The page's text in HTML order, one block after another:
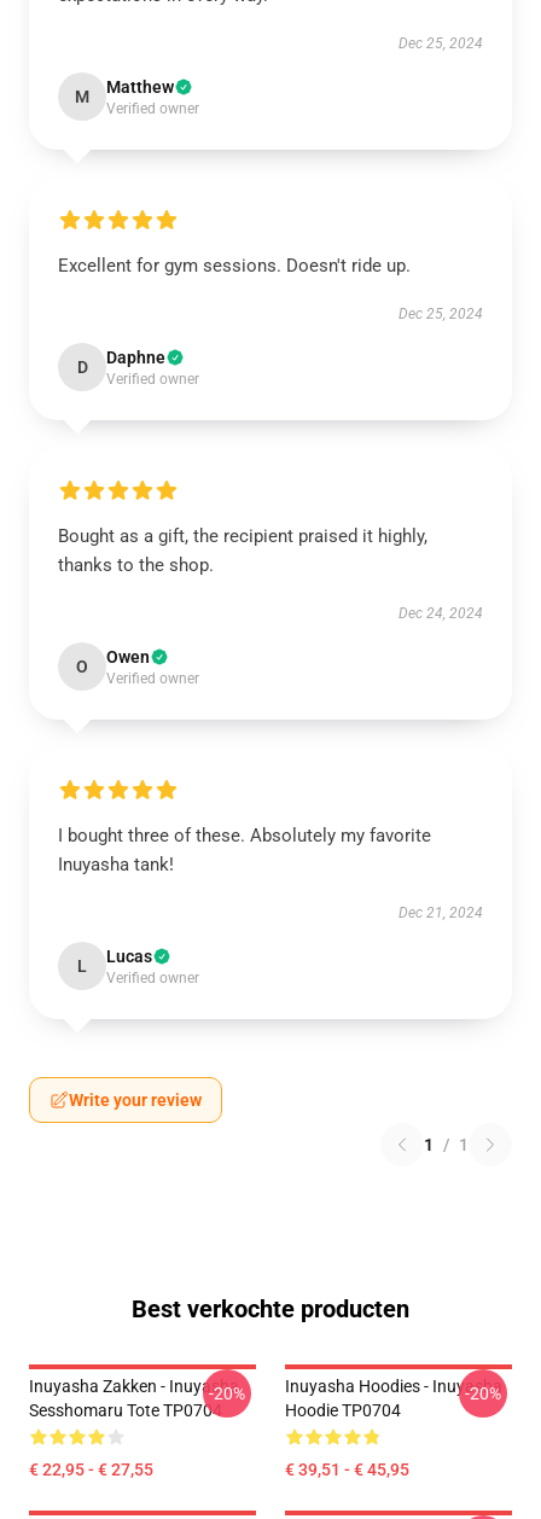
Dec 25, 2024
M Matthew
Verified owner
Excellent for gym sessions. Doesn't ride up.
Dec 25, 2024
D Daphne
Verified owner
Bought as a gift, the recipient praised it highly,
thanks to the shop.
Dec 24, 2024
O Owen
Verified owner
I bought three of these. Absolutely my favorite
Inuyasha tank!
Dec 21, 2024
L Lucas
Verified owner
Write your review
1 / 1
Best verkochte producten
Inuyasha Zakken - Inuyasha
Sesshomaru Tote TP0704
€ 22,95 - € 27,55
-20%
Inuyasha Hoodies - Inuyasha
Hoodie TP0704
€ 39,51 - € 45,95
-20%